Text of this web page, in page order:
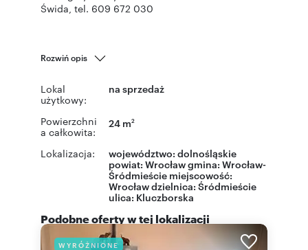
Świda, tel. 609 672 030
Rozwiń opis
Lokal
użytkowy:
na sprzedaż
Powierzchni
a całkowita:
24 m2
Lokalizacja: województwo: dolnośląskie
powiat: Wrocławgmina: Wrocław-
Śródmieście miejscowość:
Wrocławdzielnica: Śródmieście
ulica: Kluczborska
Podobne oferty w tej lokalizacji
WYRÓŻNIONE